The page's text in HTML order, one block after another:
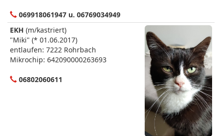
069918061947 u. 06769034949
EKH (m/kastriert)
"Miki" (* 01.06.2017)
entlaufen: 7222 Rohrbach
Mikrochip: 642090000263693
06802060611